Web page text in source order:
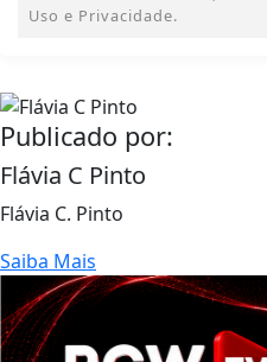
Uso e Privacidade.
Publicado por:
Flávia C Pinto
Flávia C. Pinto
Saiba Mais